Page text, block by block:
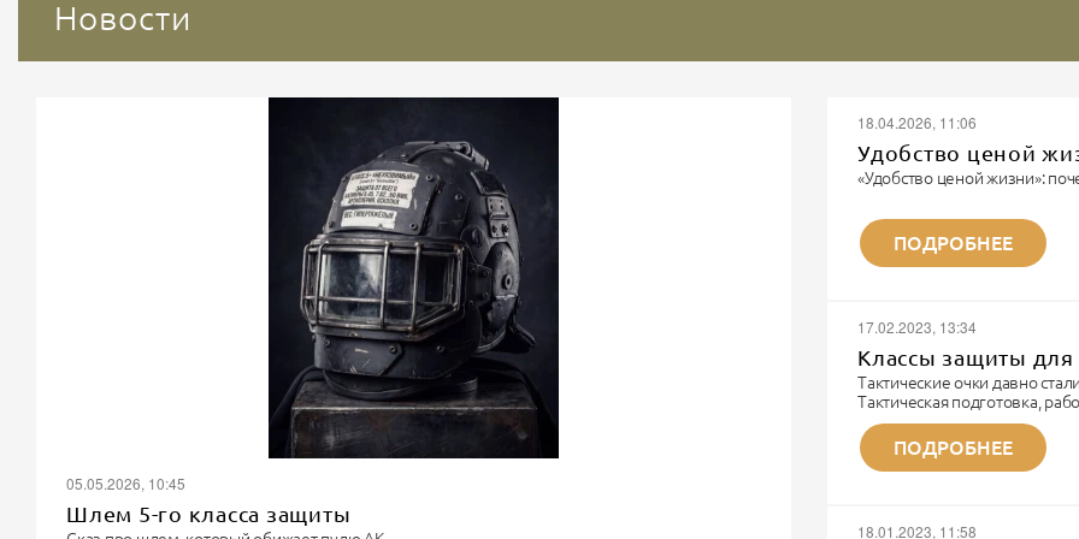
Новости
05.05.2026, 10:45
Шлем 5-го класса защиты
18.04.2026, 11:06
Удобство ценой
«Удобство ценой жизни»:
Записки военного
«Я видел многое. Но каждый
не забывается. Потому что
ПОДРОБНЕЕ
17.02.2023, 13:34
Классы защиты для
Тактические очки давно
Тактическая подготовка,
технике и непосредственно
тактические очки.
ЗАЩИТА - основное
ПОДРОБНЕЕ
18.01.2023, 11:58